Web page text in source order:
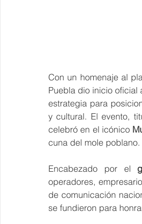
Con un homenaje al
Puebla dio inicio oficial
estrategia para
y cultural. El evento,
celebró en el icónico
cuna del mole poblano.
Encabezado por el
operadores,
de comunicación
se fundieron para